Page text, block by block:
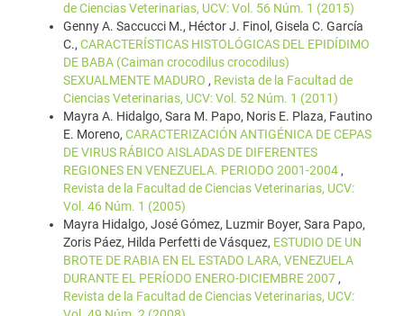
de Ciencias Veterinarias, UCV: Vol. 56 Núm. 1 (2015)
Genny A. Saccucci M., Héctor J. Finol, Gisela C. García
C., CARACTERÍSTICAS HISTOLÓGICAS DEL EPIDÍDIMO
DE BABA (Caiman crocodilus crocodilus)
SEXUALMENTE MADURO , Revista de la Facultad de
Ciencias Veterinarias, UCV: Vol. 52 Núm. 1 (2011)
Mayra A. Hidalgo, Sara M. Papo, Noris E. Plaza, Fautino
E. Moreno, CARACTERIZACIÓN ANTIGÉNICA DE CEPAS
DE VIRUS RÁBICO AISLADAS DE DIFERENTES
REGIONES EN VENEZUELA. PERIODO 2001-2004,
Revista de la Facultad de Ciencias Veterinarias, UCV:
Vol. 46 Núm. 1 (2005)
Mayra Hidalgo, José Gómez, Luzmir Boyer, Sara Papo,
Zoris Páez, Hilda Perfetti de Vásquez, ESTUDIO DE UN
BROTE DE RABIA EN EL ESTADO LARA, VENEZUELA
DURANTE EL PERÍODO ENERO-DICIEMBRE 2007,
Revista de la Facultad de Ciencias Veterinarias, UCV: